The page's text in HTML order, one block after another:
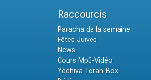
Raccourcis
Paracha de la semaine
Fêtes Juives
News
Cours Mp3-Vidéo
Yéchiva Torah-Box